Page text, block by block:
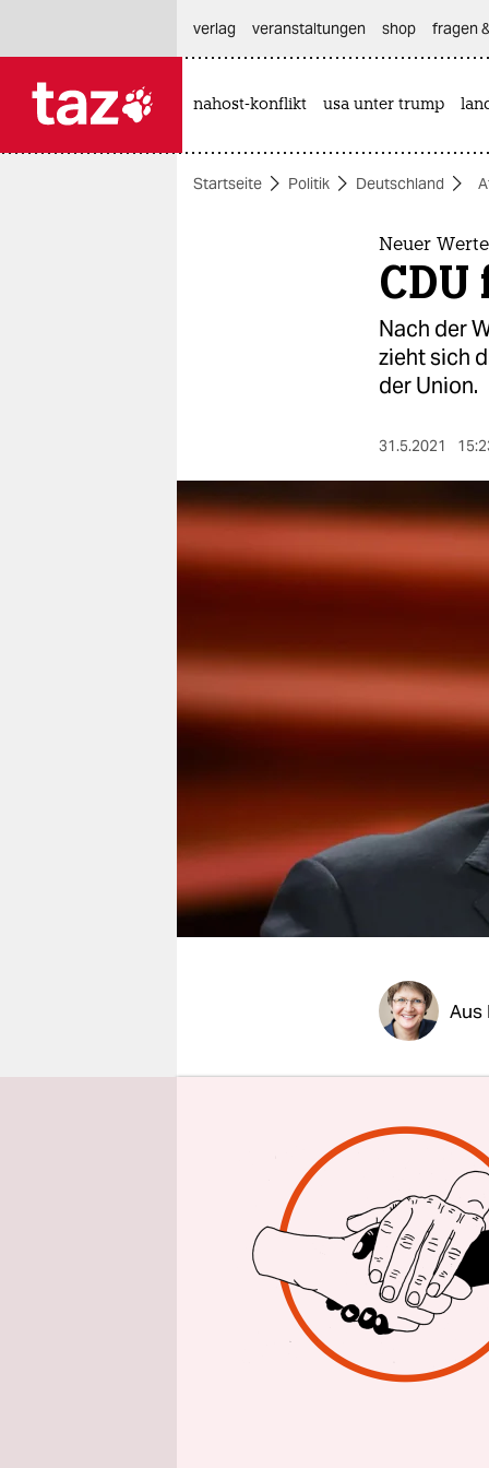
themen
berlin
veranstaltungen
unterstützen
abo
genossenschaft
verlag
veranstaltungen shop fragen
nahost-konflikt usa unter trump
Startseite Politik Deutschland
Neuer
Nach der
zieht sich
der Union.
31.5.2021
Aus
Die
den AfD-
Teil der
zwischen
Montag.
Die
rechten
Mehrheit